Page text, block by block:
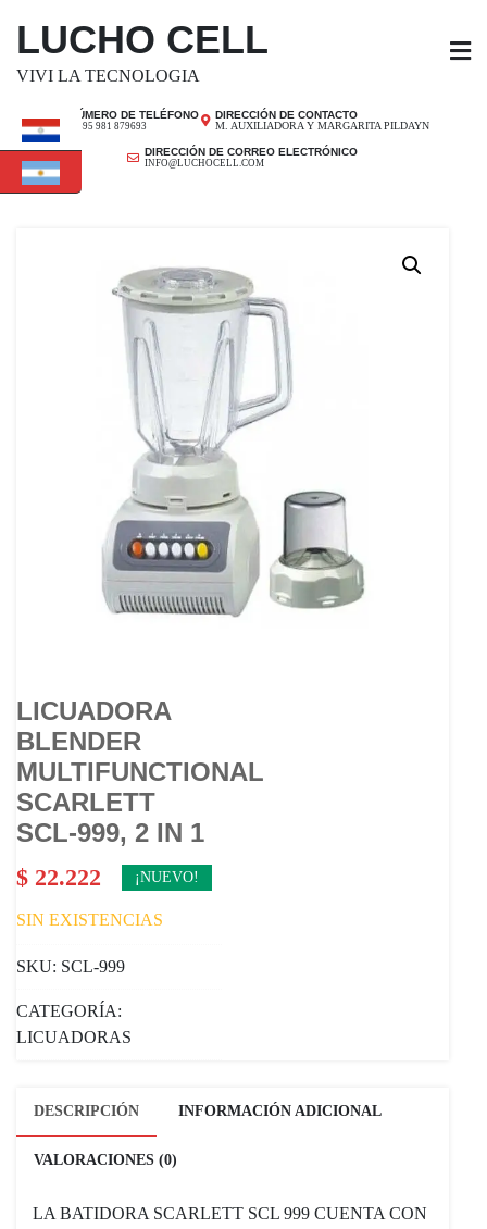
LUCHO CELL
VIVI LA TECNOLOGIA
NÚMERO DE TELÉFONO
+ 595 981 879693
DIRECCIÓN DE CONTACTO
M. AUXILIADORA Y MARGARITA PILDAYN
DIRECCIÓN DE CORREO ELECTRÓNICO
INFO@LUCHOCELL.COM
LICUADORA
BLENDER
MULTIFUNCTIONAL
SCARLETT
SCL-999, 2 IN 1
$ 22.222 ¡NUEVO!
SIN EXISTENCIAS
SKU: SCL-999
CATEGORÍA:
LICUADORAS
DESCRIPCIÓN INFORMACIÓN ADICIONAL
VALORACIONES (0)
LA BATIDORA SCARLETT SCL 999 CUENTA CON